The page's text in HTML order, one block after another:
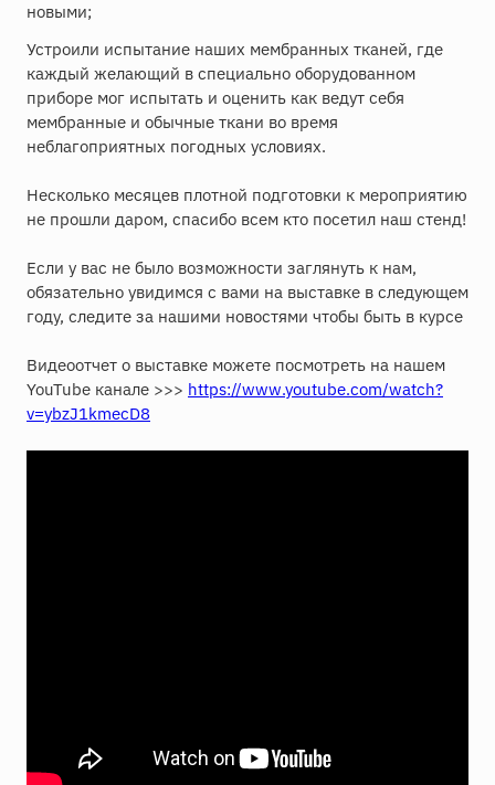
новыми;
Устроили испытание наших мембранных тканей, где
каждый желающий в специально оборудованном
приборе мог испытать и оценить как ведут себя
мембранные и обычные ткани во время
неблагоприятных погодных условиях.
Несколько месяцев плотной подготовки к мероприятию
не прошли даром, спасибо всем кто посетил наш стенд!
Если у вас не было возможности заглянуть к нам,
обязательно увидимся с вами на выставке в следующем
году, следите за нашими новостями чтобы быть в курсе
Видеоотчет о выставке можете посмотреть на нашем
YouTube канале >>> https://www.youtube.com/watch?
v=ybzJ1kmecD8